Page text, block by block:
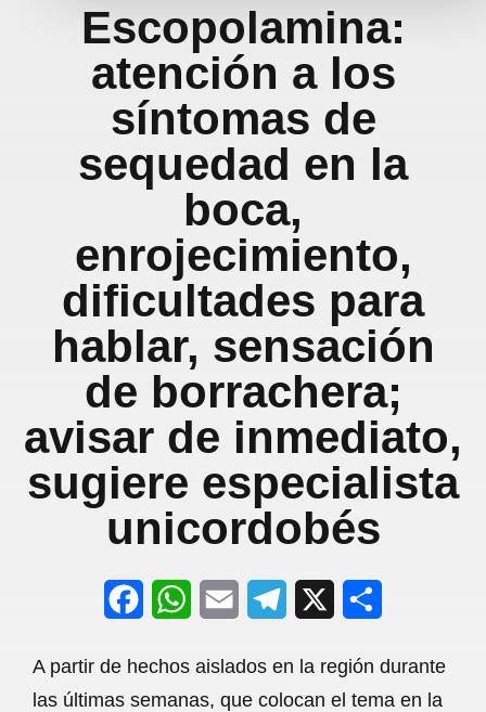
Escopolamina:
atención a los
síntomas de
sequedad en la
boca,
enrojecimiento,
dificultades para
hablar, sensación
de borrachera;
avisar de inmediato,
sugiere especialista
unicordobés
c
W
a a a
A partir de hechos aislados en la región durante
las últimas semanas, que colocan el tema en la